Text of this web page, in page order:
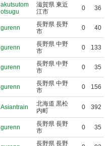
akutsutom
otsugu
滋賀県 東近
江市
0 36
gurenn
長野県 長野
市
0 40
gurenn
長野県 中野
市
0 133
gurenn
長野県 中野
市
0 35
gurenn
長野県 中野
市
0 156
Asiantrain
北海道 黒松
内町
0 392
gurenn
長野県 長野
市
0 35
長野県 長野